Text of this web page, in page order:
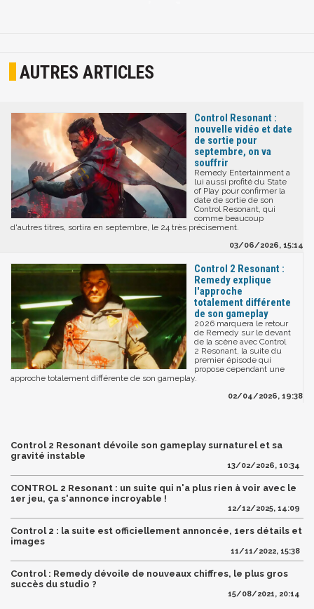
AUTRES ARTICLES
Control Resonant :
nouvelle vidéo et date
de sortie pour
septembre, on va
souffrir
Remedy Entertainment a
lui aussi profité du State
of Play pour confirmer la
date de sortie de son
Control Resonant, qui
comme beaucoup
d'autres titres, sortira en septembre, le 24 très précisement.
03/06/2026, 15:14
Control 2 Resonant :
Remedy explique
l'approche
totalement différente
de son gameplay
2026 marquera le retour
de Remedy sur le devant
de la scène avec Control
2 Resonant, la suite du
premier épisode qui
propose cependant une
approche totalement différente de son gameplay.
02/04/2026, 19:38
Control 2 Resonant dévoile son gameplay surnaturel et sa
gravité instable
13/02/2026, 10:34
CONTROL 2 Resonant : un suite qui n'a plus rien à voir avec le
1er jeu, ça s'annonce incroyable !
12/12/2025, 14:09
Control 2 : la suite est officiellement annoncée, 1ers détails et
images
11/11/2022, 15:38
Control : Remedy dévoile de nouveaux chiffres, le plus gros
succès du studio ?
15/08/2021, 20:14